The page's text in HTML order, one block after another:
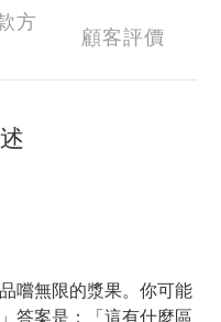
方
顧客評價
嚐無限的漿果。你可能
答案是：「這有什麼區